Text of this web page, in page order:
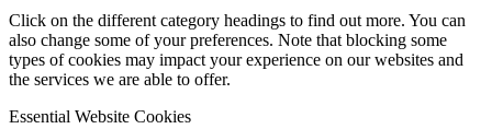
Click on the different category headings to find out more. You can
also change some of your preferences. Note that blocking some
types of cookies may impact your experience on our websites and
the services we are able to offer.
Essential Website Cookies